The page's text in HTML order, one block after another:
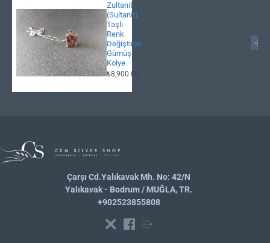
Zultanit
(Sultanit)
Taşlı
Renk
Değiştiren
Gümüş
Kolye
₺8,900.00
Çarşı Cd.Yalıkavak Mh. No: 42/N
Yalıkavak - Bodrum / MUĞLA, TR.
+902523855808